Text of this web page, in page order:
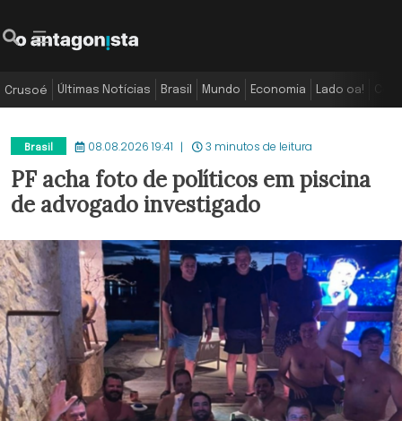
Crusoé Últimas Notícias Brasil Mundo Economia Lado oa!
Brasil 08.08.2026 19:41 3 minutos de leitura
PF acha foto de políticos em piscina
de advogado investigado